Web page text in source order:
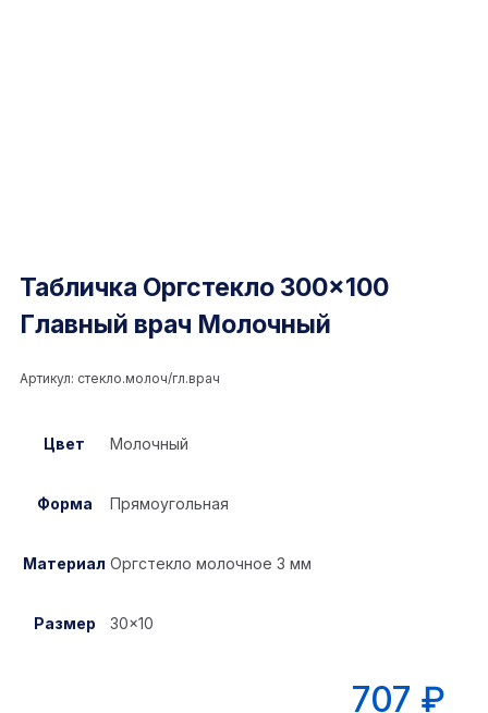
Табличка Оргстекло 300×100
Главный врач Молочный
Артикул: стекло.молоч/гл.врач
Цвет Молочный
Форма Прямоугольная
Материал Оргстекло молочное 3 мм
Размер 30×10
707 ₽